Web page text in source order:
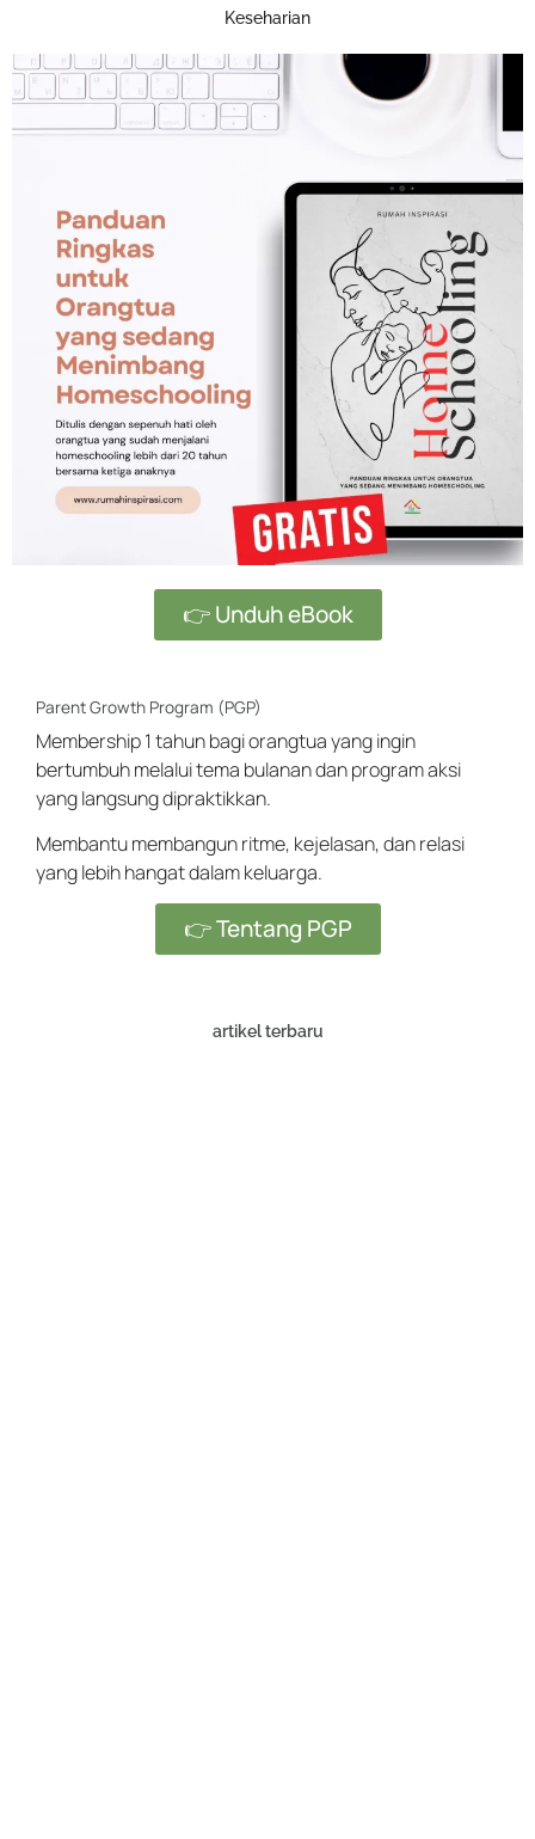
Keseharian
👉 Unduh eBook
Parent Growth Program (PGP)
Membership 1 tahun bagi orangtua yang ingin
bertumbuh melalui tema bulanan dan program aksi
yang langsung dipraktikkan.
Membantu membangun ritme, kejelasan, dan relasi
yang lebih hangat dalam keluarga.
👉 Tentang PGP
artikel terbaru